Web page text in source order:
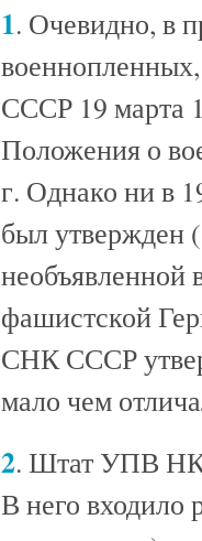
1. Очевидно, в
СССР 19 марта
Положения о
г. Однако ни в
был утвержден
фашистской
СНК СССР
мало чем
2. Штат УПВ
В него входило